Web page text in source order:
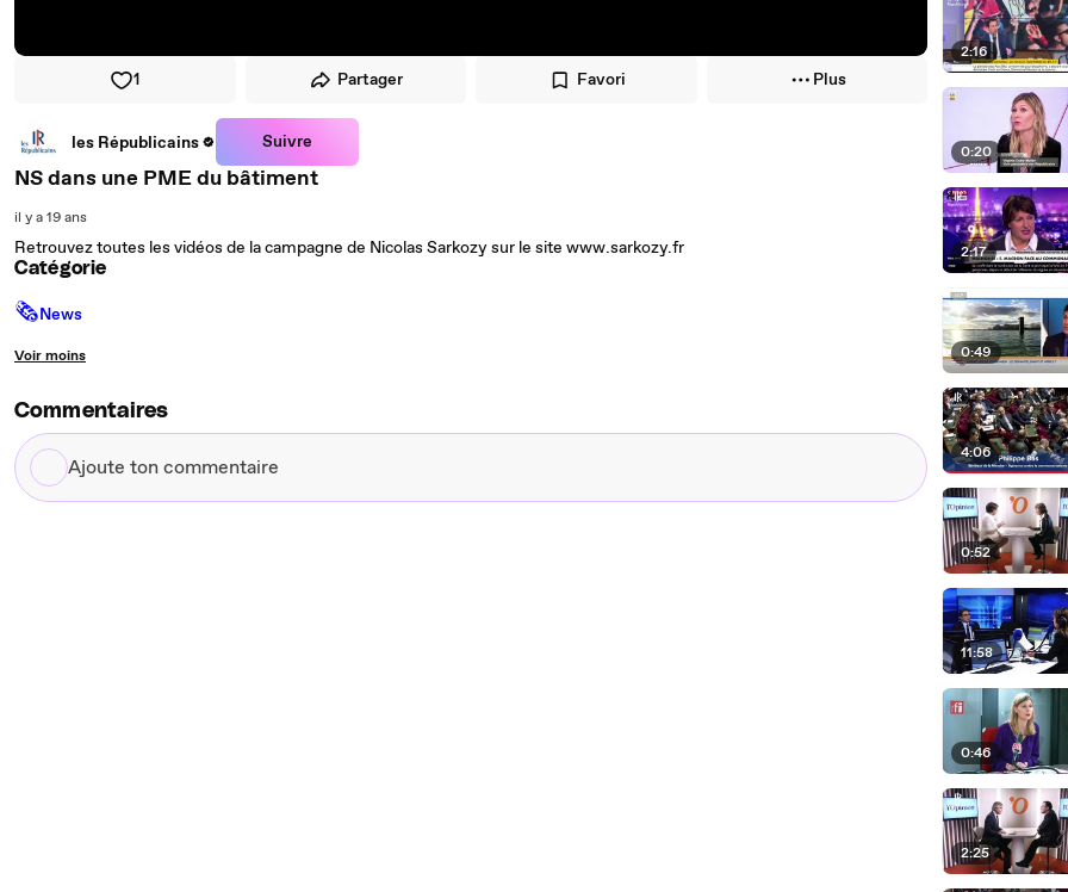
1 Partager Favori Plus
les Républicains Suivre
NS dans une PME du bâtiment
il y a 19 ans
Retrouvez toutes les vidéos de la campagne de Nicolas Sarkozy sur le site www.sarkozy.fr
Catégorie
🗞News
Voir moins
Commentaires
Ajoute
ton
2:16
0:20
2:17
0:49
4:06
0:52
11:58
0:46
2:25